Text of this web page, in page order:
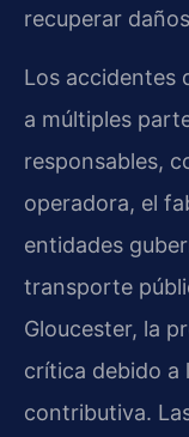
recuperar
Los accidentes
a múltiples
responsables,
operadora, el
entidades
transporte
Gloucester, la
crítica debido a
contributiva.